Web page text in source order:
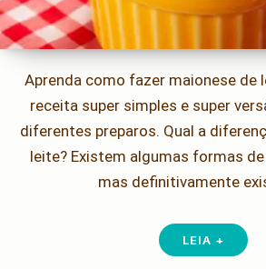
Aprenda como fazer maionese de
receita super simples e super
diferentes preparos. Qual a
leite? Existem algumas formas
mas definitivamente
LEIA +